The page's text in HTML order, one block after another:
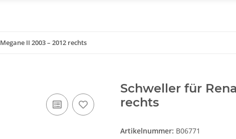
II 2003 – 2012 rechts
Schweller für
rechts
Artikelnummer: B06771